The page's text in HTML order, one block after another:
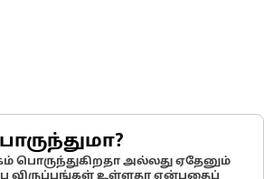
பொருந்துகிறதா அல்லது ஏதேனும்
விருப்பங்கள் உள்ளதா என்பதைப்